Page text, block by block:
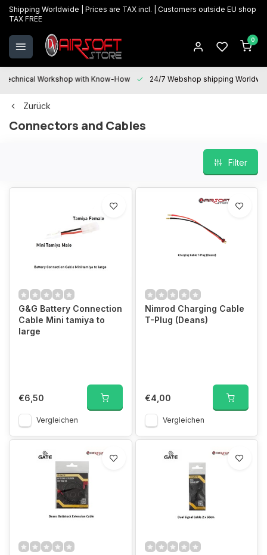
Shipping Worldwide | Prices are TAX incl. | Customers outside EU shop
TAX FREE
0
Technical Workshop with Know-How 24/7 Webshop shipping
Zurück
Connectors and Cables
Filter
G&G Battery Connection
Cable Mini tamiya to
large
€6,50
Vergleichen
Nimrod Charging Cable
T-Plug (Deans)
€4,00
Vergleichen